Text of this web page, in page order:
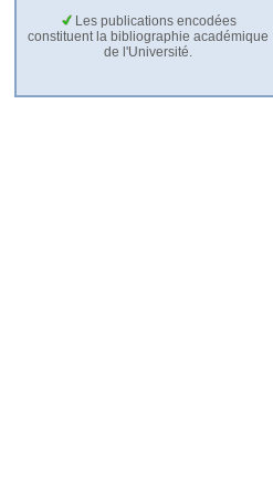
Les publications encodées
constituent la bibliographie académique
de l'Université.